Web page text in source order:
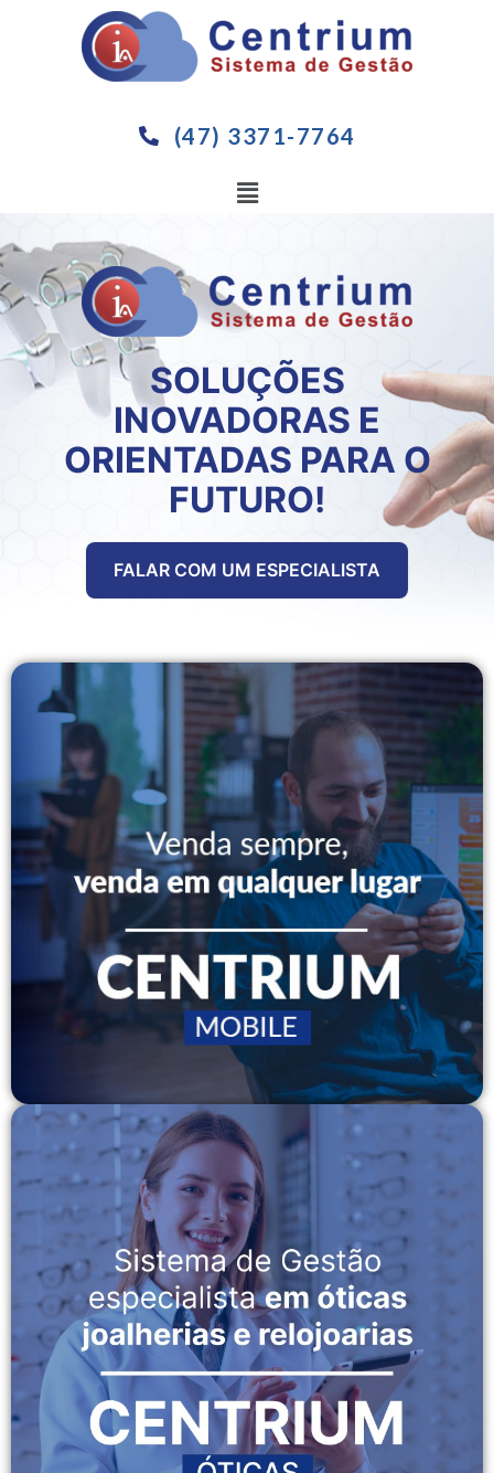
(47) 3371-7764
SOLUÇÕES
INOVADORAS E
ORIENTADAS PARA O
FUTURO!
FALAR COM UM ESPECIALISTA